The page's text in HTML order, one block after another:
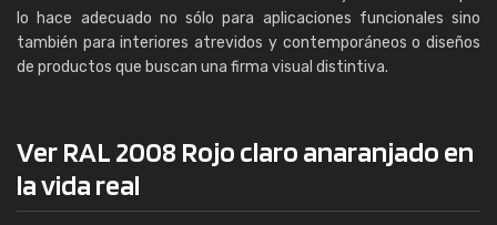
lo hace adecuado no sólo para aplicaciones funcionales sino
también para interiores atrevidos y contemporáneos o diseños
de productos que buscan una firma visual distintiva.
Ver RAL 2008 Rojo claro anaranjado en
la vida real